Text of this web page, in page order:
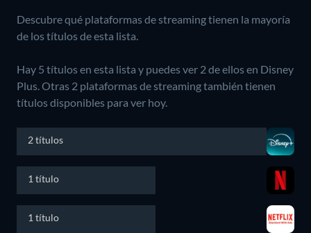
Descubre qué plataformas de streaming tienen la mayoría
de los títulos de esta lista.
Hay 5 títulos en esta lista y puedes ver 2 de ellos en Disney
Plus.Otras 2 plataformas de streaming también tienen
títulos disponibles para ver hoy.
2 títulos
1 título
1 título